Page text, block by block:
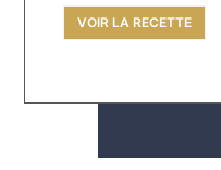
VOIR LA RECETTE